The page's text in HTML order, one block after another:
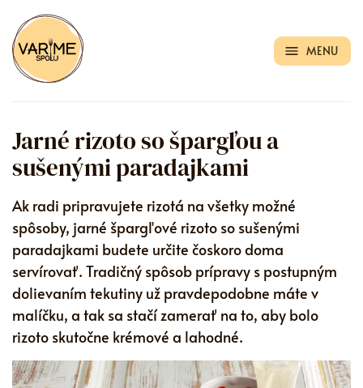
MENU
Jarné rizoto so špargľou a
sušenými paradajkami
Ak radi pripravujete rizotá na všetky možné
spôsoby, jarné špargľové rizoto so sušenými
paradajkami budete určite čoskoro doma
servírovať. Tradičný spôsob prípravy s postupným
dolievaním tekutiny už pravdepodobne máte v
malíčku, a tak sa stačí zamerať na to, aby bolo
rizoto skutočne krémové a lahodné.